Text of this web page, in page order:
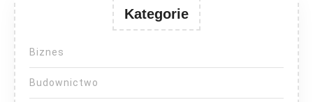
Kategorie
Biznes
Budownictwo